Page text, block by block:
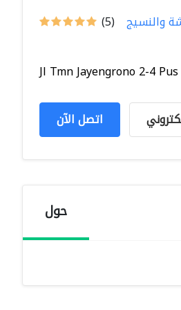
(5) والنسيج
Jl Tmn Jayengrono 2-4
اتصل الآن
حول